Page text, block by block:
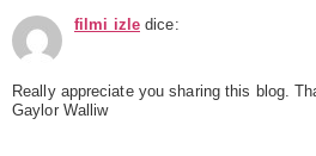
filmi izle dice:
Really appreciate you sharing this blog.
Gaylor Walliw